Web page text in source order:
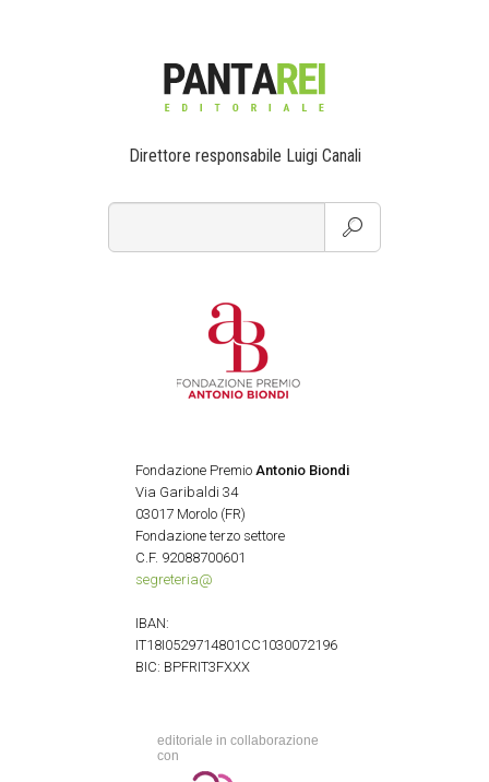
Direttore responsabile Luigi Canali
Fondazione Premio Antonio Biondi
Via Garibaldi 34
03017 Morolo (FR)
Fondazione terzo settore
C.F. 92088700601
segreteria@
IBAN:
IT18I0529714801CC1030072196
BIC: BPFRIT3FXXX
editoriale in collaborazione
con